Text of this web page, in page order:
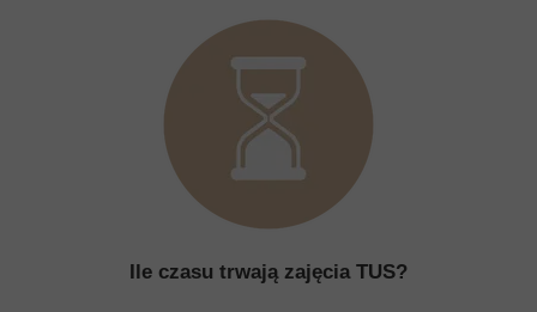
Ile czasu trwają zajęcia TUS?